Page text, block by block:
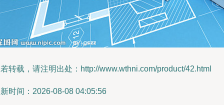
转载，请注明出处：http://www.wthni.com/product/42.html
时间：2026-08-08 04:05:56